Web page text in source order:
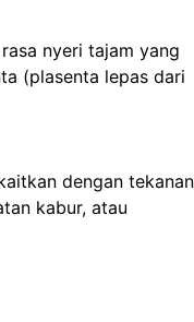
(plasenta lepas dari
kabur, atau